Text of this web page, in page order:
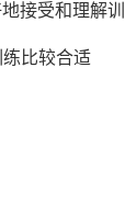
接受和理解训